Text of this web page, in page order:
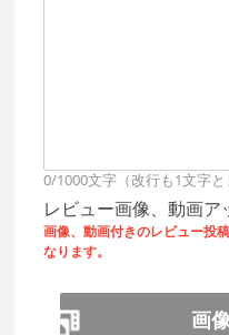
0/1000文字（改行も1文字と
レビュー画像、動画ア
画像、動画付きのレビュー投稿
なります。
画